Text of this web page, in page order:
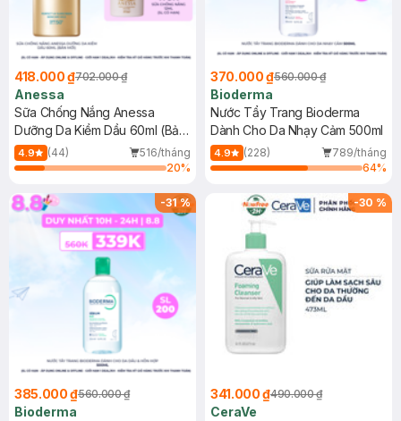
418.000 ₫702.000 ₫
Anessa
Sữa Chống Nắng Anessa
Dưỡng Da Kiềm Dầu 60ml (Bản
Mới)
4.9 (44)
516/tháng
20%
370.000 ₫560.000 ₫
Bioderma
Nước Tẩy Trang Bioderma
Dành Cho Da Nhạy Cảm 500ml
4.9 (228)
789/tháng
64%
-31%
385.000 ₫560.000 ₫
Bioderma
-30 %
341.000 ₫490.000 ₫
CeraVe